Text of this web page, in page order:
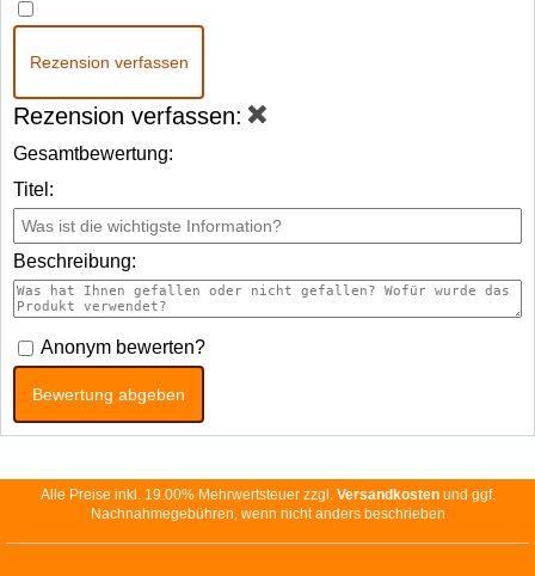
Rezension verfassen
Rezension verfassen:
Gesamtbewertung:
Titel:
Beschreibung:
Anonym bewerten?
Bewertung abgeben
Alle Preise inkl. 19.00% Mehrwertsteuer zzgl. Versandkostenund ggf.
Nachnahmegebühren, wenn nicht anders beschrieben